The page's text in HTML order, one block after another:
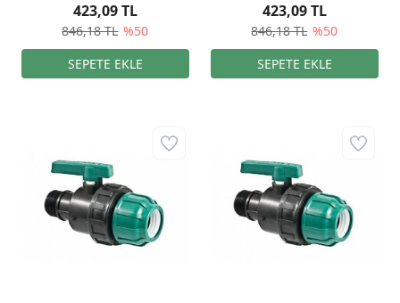
846,18 TL %50
423,09 TL
846,18 TL %50
423,09 TL